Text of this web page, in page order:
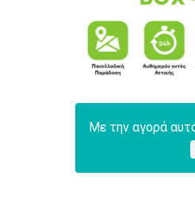
Με την αγορά